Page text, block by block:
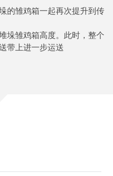
的雏鸡箱一起再次提升到传
垛雏鸡箱高度。此时，整个
带上进一步运送